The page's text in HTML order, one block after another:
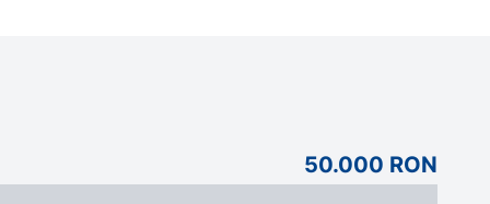
50.000 RON